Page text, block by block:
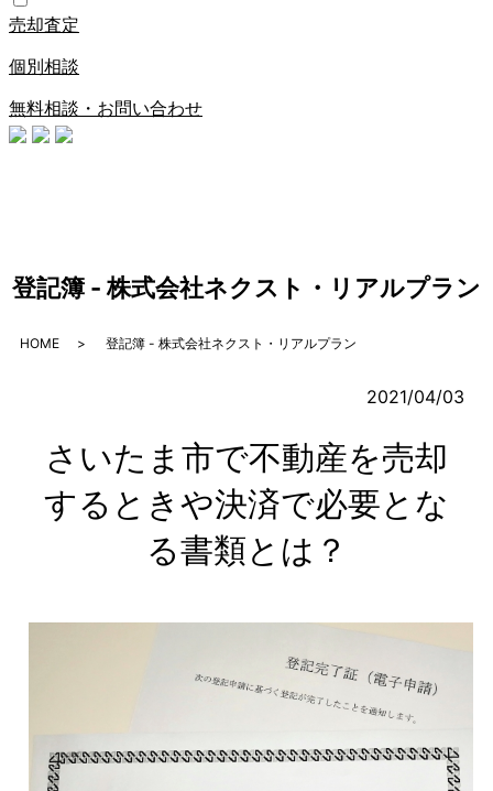
売却査定
個別相談
無料相談・お問い合わせ
登記簿 - 株式会社ネクスト・リアルプラン
HOME 登記簿 - 株式会社ネクスト・リアルプラン
2021/04/03
さいたま市で不動産を売却
するときや決済で必要とな
る書類とは？